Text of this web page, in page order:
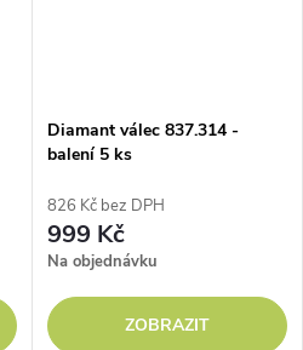
Diamant válec 837.314 -
balení 5 ks
826 Kč bez DPH
999 Kč
Na objednávku
ZOBRAZIT